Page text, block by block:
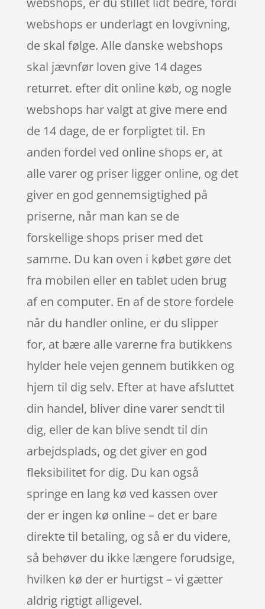
webshops er underlagt en lovgivning,
de skal følge. Alle danske webshops
skal jævnfør loven give 14 dages
returret. efter dit online køb, og nogle
webshops har valgt at give mere end
de 14 dage, de er forpligtet til. En
anden fordel ved online shops er, at
alle varer og priser ligger online, og det
giver en god gennemsigtighed på
priserne, når man kan se de
forskellige shops priser med det
samme. Du kan oven i købet gøre det
fra mobilen eller en tablet uden brug
af en computer. En af de store fordele
når du handler online, er du slipper
for, at bære alle varerne fra butikkens
hylder hele vejen gennem butikken og
hjem til dig selv. Efter at have afsluttet
din handel, bliver dine varer sendt til
dig, eller de kan blive sendt til din
arbejdsplads, og det giver en god
fleksibilitet for dig. Du kan også
springe en lang kø ved kassen over
der er ingen kø online – det er bare
direkte til betaling, og så er du videre,
så behøver du ikke længere forudsige,
hvilken kø der er hurtigst – vi gætter
aldrig rigtigt alligevel.